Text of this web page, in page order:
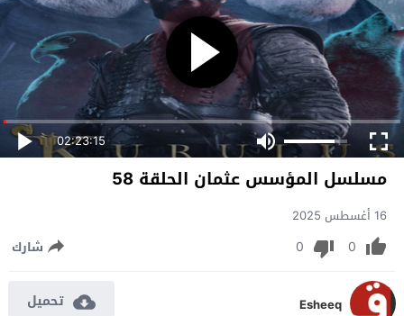
02:23:15
مسلسل المؤسس عثمان الحلقة 58
16 أغسطس 2025
0
0 شارك
Esheeq تحميل